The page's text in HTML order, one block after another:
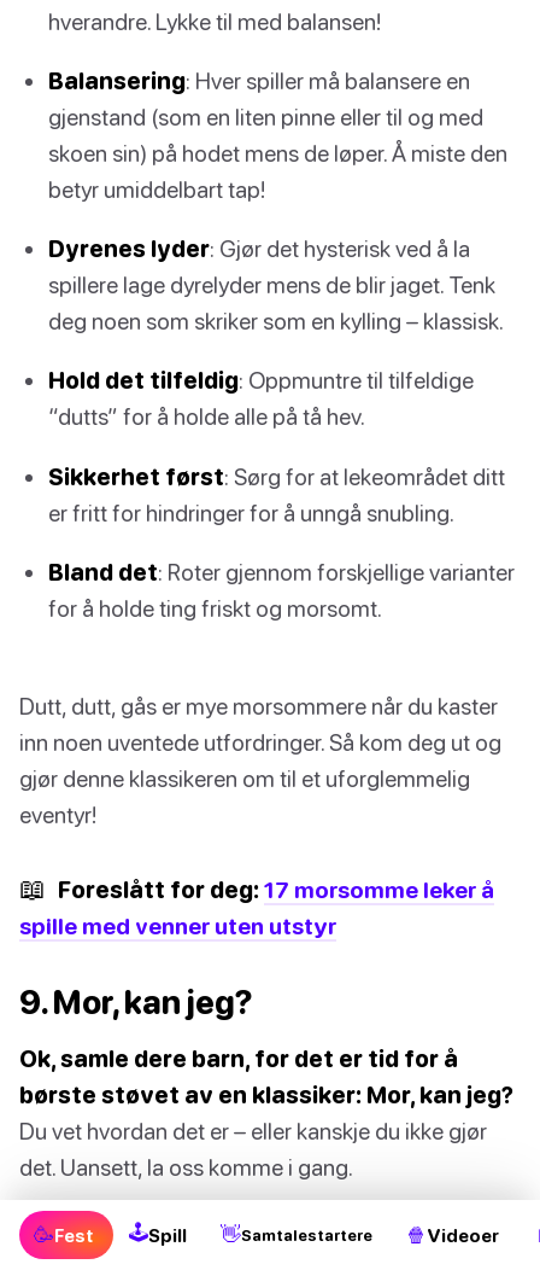
hverandre. Lykke til med balansen!
Balansering: Hver spiller må balansere en
gjenstand (som en liten pinne eller til og med
skoen sin) på hodet mens de løper. Å miste den
betyr umiddelbart tap!
Dyrenes lyder: Gjør det hysterisk ved å la
spillere lage dyrelyder mens de blir jaget. Tenk
deg noen som skriker som en kylling – klassisk.
Hold det tilfeldig: Oppmuntre til tilfeldige
“dutts” for å holde alle på tå hev.
Sikkerhet først: Sørg for at lekeområdet ditt
er fritt for hindringer for å unngå snubling.
Bland det: Roter gjennom forskjellige varianter
for å holde ting friskt og morsomt.
Dutt, dutt, gås er mye morsommere når du kaster
inn noen uventede utfordringer. Så kom deg ut og
gjør denne klassikeren om til et uforglemmelig
eventyr!
📖 Foreslått for deg: 17 morsomme leker å
spille med venner uten utstyr
9. Mor, kan jeg?
Ok, samle dere barn, for det er tid for å
børste støvet av en klassiker: Mor, kan jeg?
Du vet hvordan det er – eller kanskje du ikke gjør
det. Uansett, la oss komme i gang.
Slik spiller du Mor, kan jeg?
🥳Fest 🕹Spill 👋Samtalestartere 🍿 Videoer